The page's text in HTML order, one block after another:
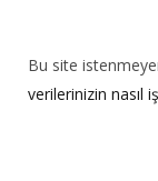
Bu site
verilerinizin nasıl